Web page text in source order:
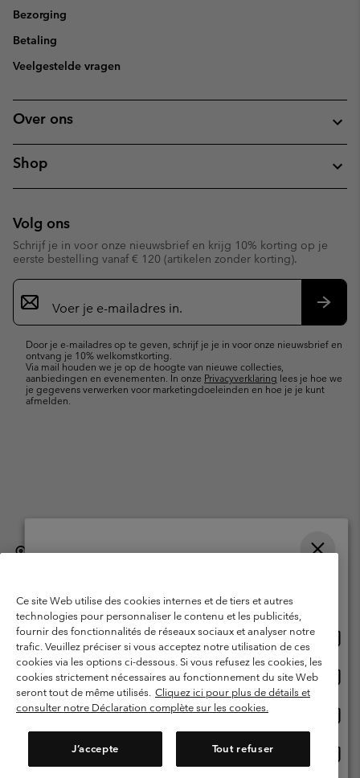
Bezorging
Betaling
Veelgestelde vragen
Over ons
Shop
Volg ons
Schrijf je in voor onze nieuwsbrief en krijg 10% korting op je
eerste bestelling vanaf € 120 (artikelen zonder korting).
Aanmelden
voor
e-
Door je e-mailadres op te geven, schrijf je je in voor onze nieuwsbrief en
ontvang je 10% welkomstkorting.
Via mail houden we je op de hoogte van nieuwe collecties,
aanbiedingen en evenementen. In onze Privacyverklaring lees je hoe we
je gegevens verwerken voor marketingdoeleinden en hoe je je kunt
afmelden.
België (Nederlands) | English ›| français ›
Gebruiksvoorwaarden
Verkoopvoorwaarden
Garantie
Privacybeleid
Gebruiksvoorwaarden voor lidmaatschap
Voorwaarden voor door gebruikers gegenereerde inhoud
Impressum
Cookies
Ce site Web utilise des cookies internes et de tiers et autres
technologies pour personnaliser le contenu et les publicités,
fournir des fonctionnalités de réseaux sociaux et analyser notre
trafic. Veuillez préciser si vous acceptez notre utilisation de ces
cookies via les options ci-dessous. Si vous refusez les cookies, les
cookies strictement nécessaires au fonctionnement du site Web
seront tout de même utilisés. Cliquez ici pour plus de détails et
consulter notre Déclaration complète sur les cookies.
J’accepte Tout refuser
Online shoppen beschikbaar
United States
Belgium-English
Belgium-Français
Belgium-Dutch